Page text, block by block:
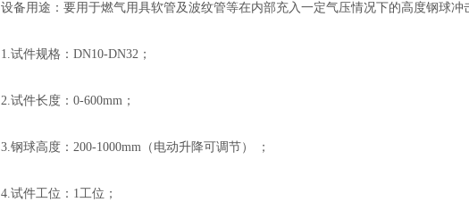
设备用途：要用于燃气用具软管及波纹管等在内部充入一定气压情况下的高度钢球冲
1.试件规格：DN10-DN32；
2.试件长度：0-600mm；
3.钢球高度：200-1000mm（电动升降可调节） ；
4.试件工位：1工位；